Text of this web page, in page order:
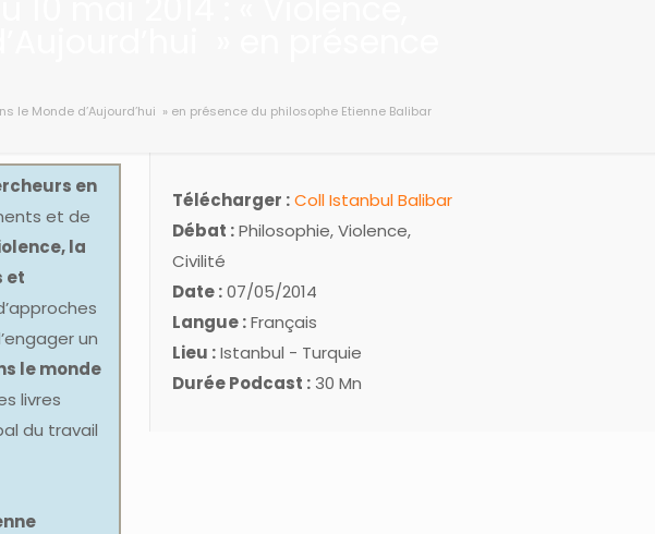
le Monde d’Aujourd’hui » en présence du philosophe Etienne Balibar
en
et de
la
et
un
le monde
livres
du travail
Télécharger :Coll Istanbul Balibar
Débat :Philosophie, Violence,
Civilité
Date :07/05/2014
Langue :Français
Lieu :Istanbul - Turquie
Durée Podcast :30 Mn